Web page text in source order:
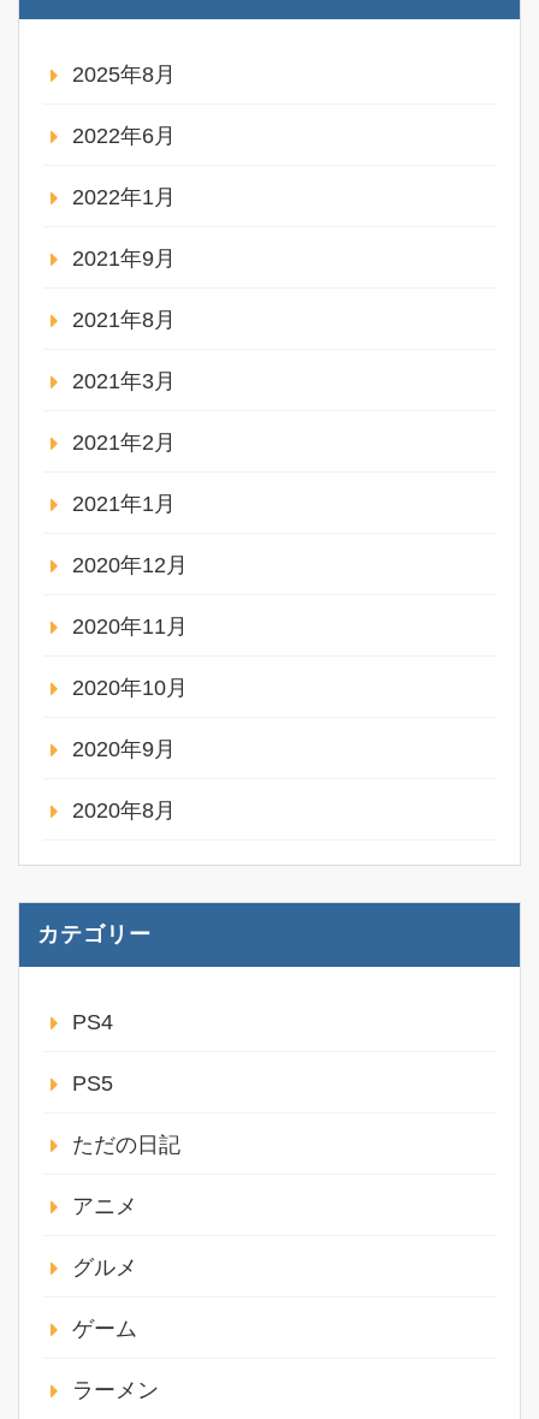
2025年8月
2022年6月
2022年1月
2021年9月
2021年8月
2021年3月
2021年2月
2021年1月
2020年12月
2020年11月
2020年10月
2020年9月
2020年8月
カテゴリー
PS4
PS5
ただの日記
アニメ
グルメ
ゲーム
ラーメン